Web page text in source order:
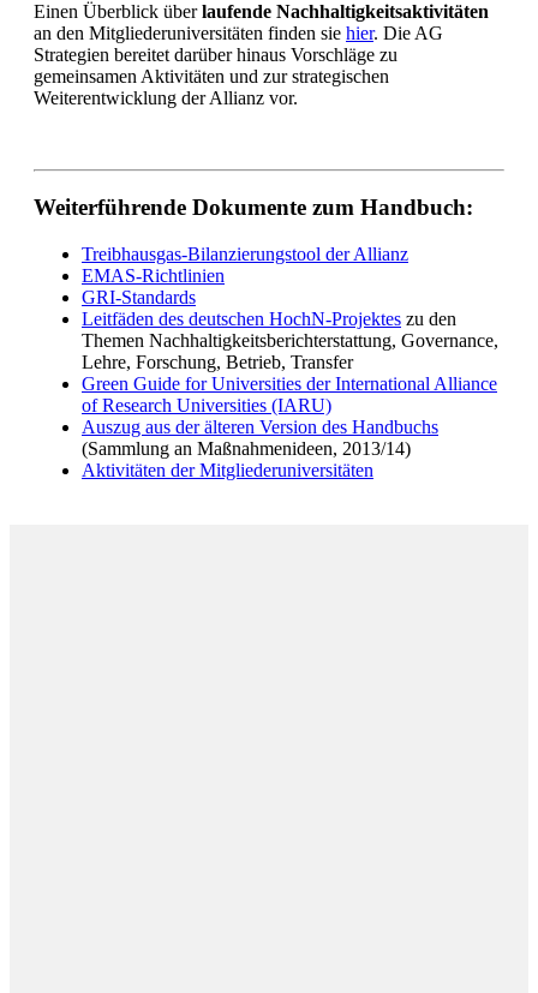
Einen Überblick überlaufende Nachhaltigkeitsaktivitäten
an den Mitgliederuniversitäten finden sie hier. Die AG
Strategien bereitet darüber hinaus Vorschläge zu
gemeinsamen Aktivitäten und zur strategischen
Weiterentwicklung der Allianz vor.
Weiterführende Dokumente zum Handbuch:
Treibhausgas-Bilanzierungstool der Allianz
EMAS-Richtlinien
GRI-Standards
Leitfäden des deutschen HochN-Projektes zu den
Themen Nachhaltigkeitsberichterstattung, Governance,
Lehre, Forschung, Betrieb, Transfer
Green Guide for Universities der International Alliance
of Research Universities (IARU)
Auszug aus der älteren Version des Handbuchs
(Sammlung an Maßnahmenideen, 2013/14)
Aktivitäten der Mitgliederuniversitäten